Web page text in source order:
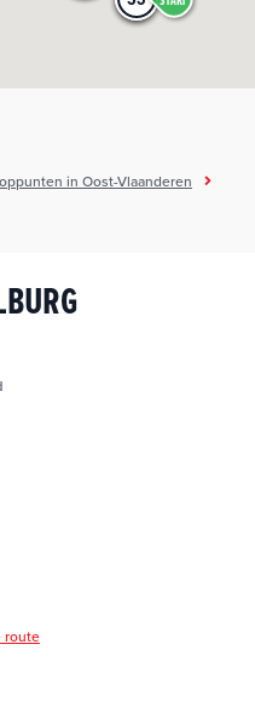
route
in Oost-Vlaanderen